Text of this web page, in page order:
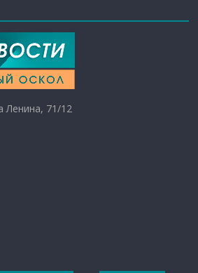
Ленина, 71/12